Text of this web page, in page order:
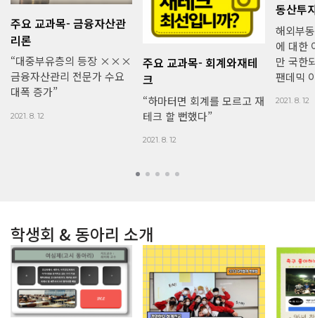
주요 교과목- 금융자산관
리론
“대중부유층의 등장 ×××
금융자산관리 전문가 수요
대폭 증가”
2021. 8. 12
주요 교과목- 회계와재테
크
“하마터면 회계를 모르고 재
테크 할 뻔했다”
2021. 8. 12
동산투
해외부
에 대한
만 국한
팬데믹
2021. 8. 12
학생회 & 동아리 소개